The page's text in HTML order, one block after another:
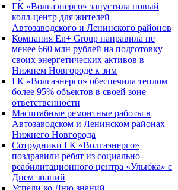
ГК «Волгаэнерго» запустила новый
колл-центр для жителей
Автозаводского и Ленинского районов
Компания En+ Group направила не
менее 660 млн рублей на подготовку
своих энергетических активов в
Нижнем Новгороде к зим
ГК «Волгаэнерго» обеспечила теплом
более 95% объектов в своей зоне
ответственности
Масштабные ремонтные работы в
Автозаводском и Ленинском районах
Нижнего Новгорода
Сотрудники ГК «Волгаэнерго»
поздравили ребят из социально-
реабилитационного центра «Улыбка» с
Днем знаний